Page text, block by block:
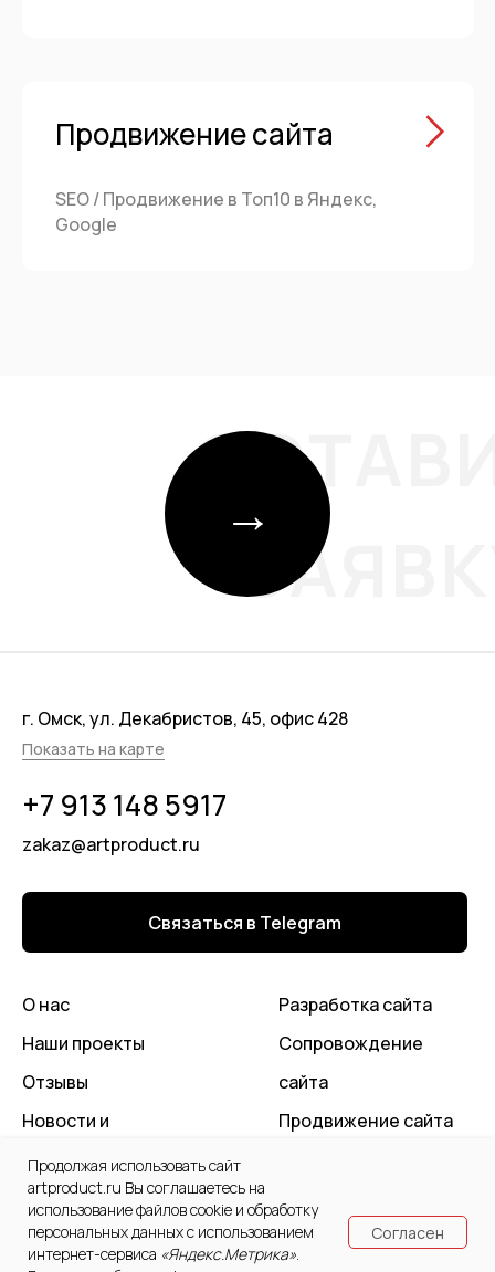
Продвижение сайта
SEO / Продвижение в Топ10 в Яндекс,
Google
→
О нас
Наши проекты
Отзывы
Новости и
статьи
Контакты
Разработка сайта
Сопровождение
сайта
Продвижение сайта
© 2006-2026 ООО «Артпродукт».
Все права защищены.
г. Омск, ул. Декабристов, 45, офис 428
+7 913 148 5917
zakaz@artproduct.ru
Связаться в Telegram
Показать на карте
Продолжая использовать сайт
artproduct.ru Вы соглашаетесь на
использование файлов cookie и обработку
персональных данных с использованием
интернет-сервиса «Яндекс.Метрика».
Согласен